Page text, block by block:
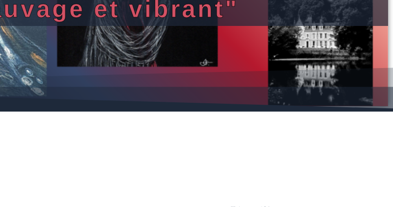
et vibrant"